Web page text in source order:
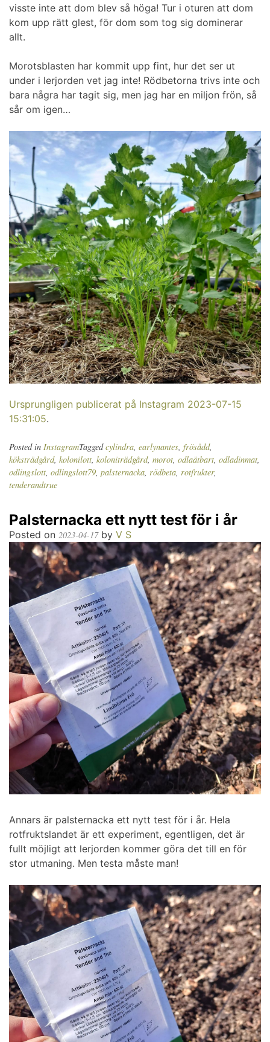
visste inte att dom blev så höga! Tur i oturen att dom
kom upp rätt glest, för dom som tog sig dominerar
allt.
Morotsblasten har kommit upp fint, hur det ser ut
under i lerjorden vet jag inte! Rödbetorna trivs inte och
bara några har tagit sig, men jag har en miljon frön, så
sår om igen…
Ursprungligen publicerat på Instagram 2023-07-15
15:31:05.
Posted in InstagramTaggedcylindra, earlynantes, frösådd,
köksträdgård, kolonilott, koloniträdgård, morot, odlaätbart, odladinmat,
odlingslott, odlingslott79, palsternacka, rödbeta, rotfrukter,
tenderandtrue
Palsternacka ett nytt test för i år
Posted on 2023-04-17by V S
Annars är palsternacka ett nytt test för i år. Hela
rotfruktslandet är ett experiment, egentligen, det är
fullt möjligt att lerjorden kommer göra det till en för
stor utmaning. Men testa måste man!